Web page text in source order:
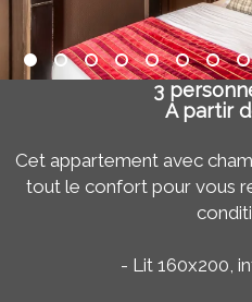
3
A partir
Cet appartement avec
tout le confort pour vous
- Lit 160x200,